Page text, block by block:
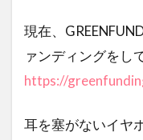
現在、
ァンディングをし
https://
耳を塞がないイヤ